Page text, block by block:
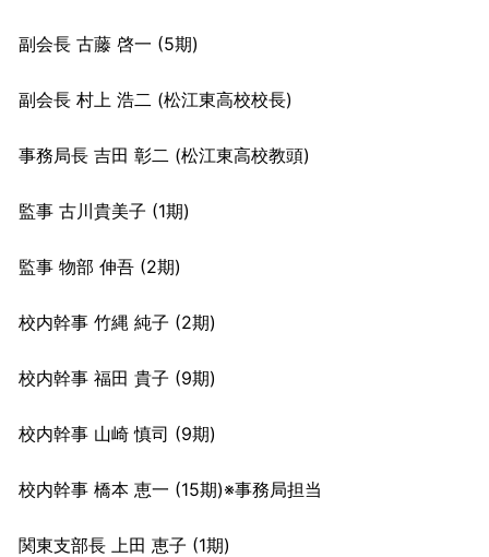
副会長 古藤 啓一 (5期)
副会長 村上 浩二 (松江東高校校長)
事務局長 吉田 彰二 (松江東高校教頭)
監事 古川貴美子 (1期)
監事 物部 伸吾 (2期)
校内幹事 竹縄 純子 (2期)
校内幹事 福田 貴子 (9期)
校内幹事 山崎 慎司 (9期)
校内幹事 橋本 恵一 (15期)※事務局担当
関東支部長 上田 恵子 (1期)